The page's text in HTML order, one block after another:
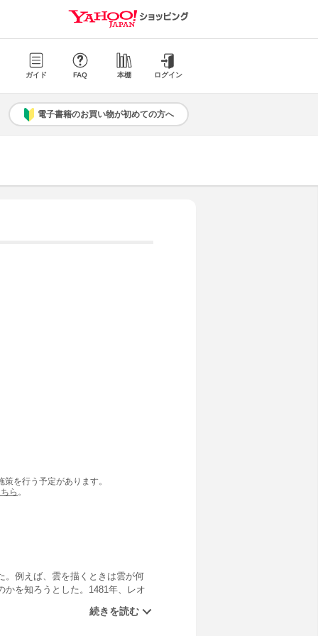
ガイド FAQ 本棚 ログイン
電子書籍のお買い物が初めての方へ
を行う予定があります。
ら 。
。例えば、雲を描くときは雲が何
を知ろうとした。1481年、レオ